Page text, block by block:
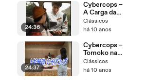
24:36
Cybercops –
A Carga da
Morte ep30
Clássicos
há 10 anos
24:37
Cybercops –
Tomoko na
Mira da
Destrap ep29
Clássicos
há 10 anos